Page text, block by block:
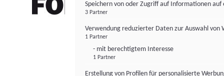
Speichern von oder Zugriff auf Informationen auf
3 Partner
Verwendung reduzierter Daten zur Auswahl von
1 Partner
- mit berechtigtem Interesse
1 Partner
Erstellung von Profilen für personalisierte
FONDS professionell